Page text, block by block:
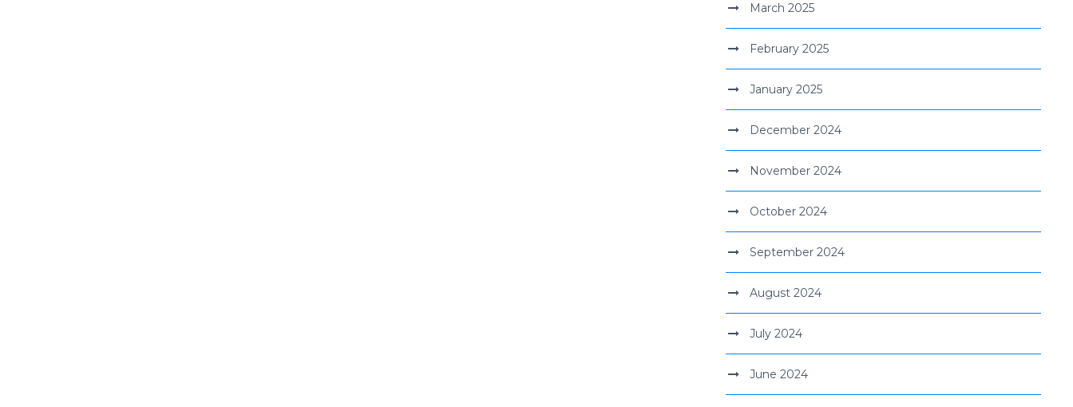
March 2025
February 2025
January 2025
December 2024
November 2024
October 2024
September 2024
August 2024
July 2024
June 2024